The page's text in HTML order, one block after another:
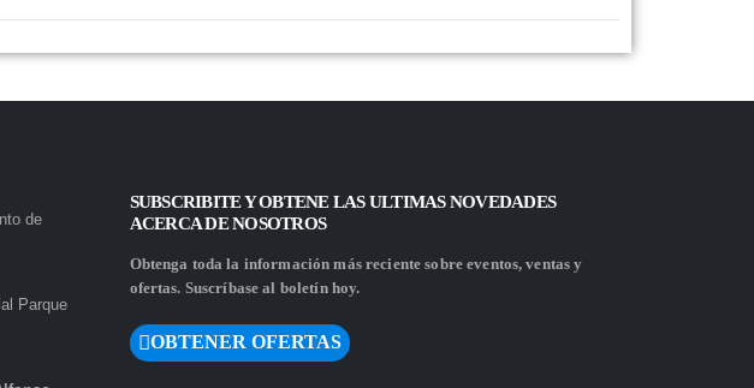
de
Parque
SUBSCRIBITE Y OBTENE LAS ULTIMAS NOVEDADES
ACERCA DE NOSOTROS
Obtenga toda la información más reciente sobre eventos, ventas y
ofertas. Suscríbase al boletín hoy.
OBTENER OFERTAS